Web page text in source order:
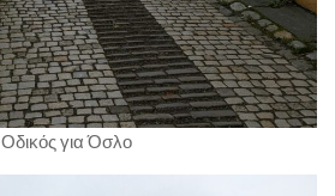
Οδικός για Όσλο